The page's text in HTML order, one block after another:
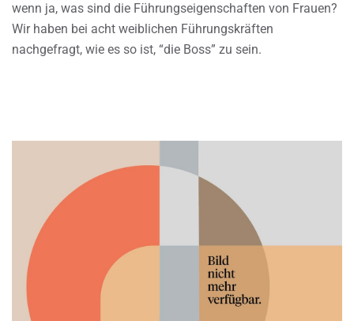
wenn ja, was sind die Führungseigenschaften von Frauen?
Wir haben bei acht weiblichen Führungskräften
nachgefragt, wie es so ist, “die Boss” zu sein.